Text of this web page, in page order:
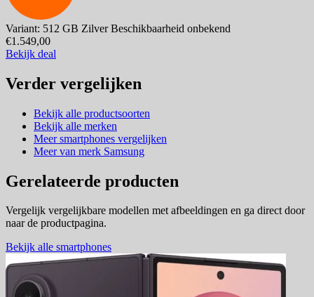
Variant: 512 GB ZilverBeschikbaarheid onbekend
€1.549,00
Bekijk deal
Verder vergelijken
Bekijk alle productsoorten
Bekijk alle merken
Meer smartphones vergelijken
Meer van merk Samsung
Gerelateerde producten
Vergelijk vergelijkbare modellen met afbeeldingen en ga direct door
naar de productpagina.
Bekijk alle smartphones